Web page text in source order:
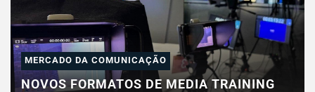
MERCADO DA COMUNICAÇÃO
NOVOS FORMATOS DE MEDIA TRAINING